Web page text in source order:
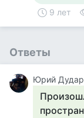
9 лет
Ответы
Юрий